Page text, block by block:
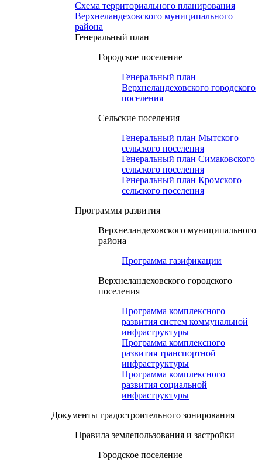
Схема территориального планирования
Верхнеландеховского муниципального
района
Генеральный план
Городское поселение
Генеральный план
Верхнеландеховского городского
поселения
Сельские поселения
Генеральный план Мытского
сельского поселения
Генеральный план Симаковского
сельского поселения
Генеральный план Кромского
сельского поселения
Программы развития
Верхнеландеховского муниципального
района
Программа газификации
Верхнеландеховского городского
поселения
Программа комплексного
развития систем коммунальной
инфраструктуры
Программа комплексного
развития транспортной
инфраструктуры
Программа комплексного
развития социальной
инфраструктуры
Документы градостроительного зонирования
Правила землепользования и застройки
Городское поселение